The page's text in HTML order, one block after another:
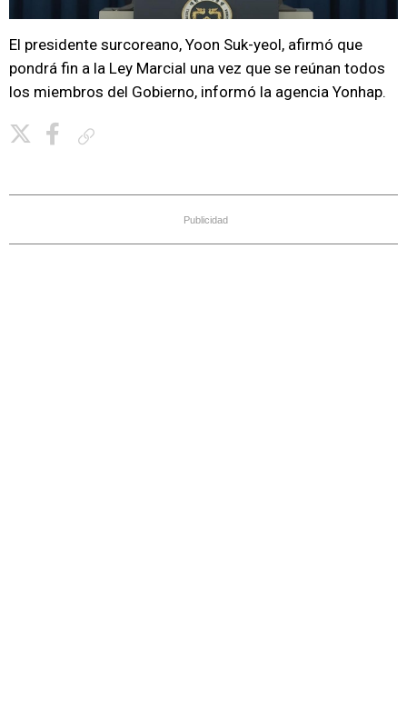
El presidente surcoreano, Yoon Suk-yeol, afirmó que
pondrá fin a la Ley Marcial una vez que se reúnan todos
los miembros del Gobierno, informó la agencia Yonhap.
Publicidad